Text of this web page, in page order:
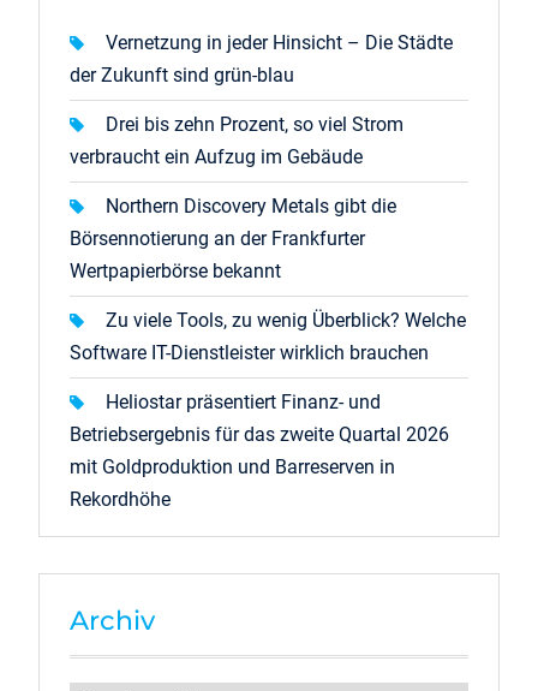
Vernetzung in jeder Hinsicht – Die Städte
der Zukunft sind grün-blau
Drei bis zehn Prozent, so viel Strom
verbraucht ein Aufzug im Gebäude
Northern Discovery Metals gibt die
Börsennotierung an der Frankfurter
Wertpapierbörse bekannt
Zu viele Tools, zu wenig Überblick? Welche
Software IT-Dienstleister wirklich brauchen
Heliostar präsentiert Finanz- und
Betriebsergebnis für das zweite Quartal 2026
mit Goldproduktion und Barreserven in
Rekordhöhe
Archiv